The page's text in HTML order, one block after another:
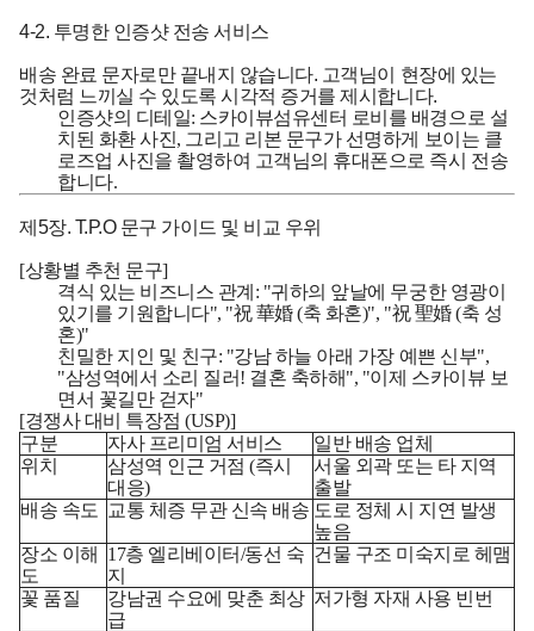
4-2. 투명한 인증샷 전송 서비스
배송 완료 문자로만 끝내지 않습니다. 고객님이 현장에 있는
것처럼 느끼실 수 있도록 시각적 증거를 제시합니다.
인증샷의 디테일: 스카이뷰섬유센터 로비를 배경으로 설
치된 화환 사진, 그리고 리본 문구가 선명하게 보이는 클
로즈업 사진을 촬영하여 고객님의 휴대폰으로 즉시 전송
합니다.
제5장. T.P.O 문구 가이드 및 비교 우위
[상황별 추천 문구]
격식 있는 비즈니스 관계: "귀하의 앞날에 무궁한 영광이
있기를 기원합니다", "祝 華婚 (축 화혼)", "祝 聖婚 (축 성
혼)"
친밀한 지인 및 친구: "강남 하늘 아래 가장 예쁜 신부",
"삼성역에서 소리 질러! 결혼 축하해", "이제 스카이뷰 보
면서 꽃길만 걷자"
[경쟁사 대비 특장점 (USP)]
구분
자사 프리미엄 서비스
일반 배송 업체
위치
삼성역 인근 거점 (즉시
대응)
서울 외곽 또는 타 지역
출발
배송 속도
교통 체증 무관 신속 배송 도로 정체 시 지연 발생
높음
장소 이해
도
17층 엘리베이터/동선 숙
지
건물 구조 미숙지로 헤맴
꽃 품질
강남권 수요에 맞춘 최상
급
저가형 자재 사용 빈번